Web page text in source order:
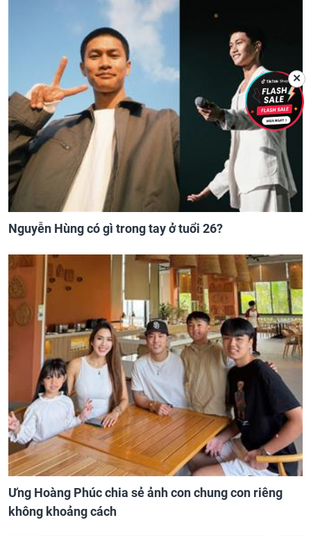
Nguyễn Hùng có gì trong tay ở tuổi 26?
Ưng Hoàng Phúc chia sẻ ảnh con chung con riêng
không khoảng cách
✕